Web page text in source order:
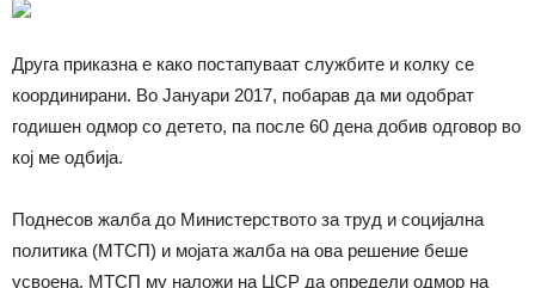
Друга приказна е како постапуваат службите и колку се
координирани. Во Јануари 2017, побарав да ми одобрат
годишен одмор со детето, па после 60 дена добив одговор во
кој ме одбија.
Поднесов жалба до Министерството за труд и социјална
политика (МТСП) и мојата жалба на ова решение беше
усвоена. МТСП му наложи на ЦСР да определи одмор на